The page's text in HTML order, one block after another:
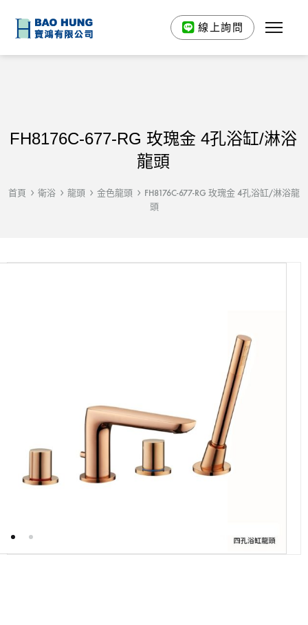
線上詢問
FH8176C-677-RG 玫瑰金 4孔浴缸/淋浴
龍頭
首頁 衛浴 龍頭 金色龍頭
FH8176C-677-RG 玫瑰金 4孔浴缸/淋浴龍
頭